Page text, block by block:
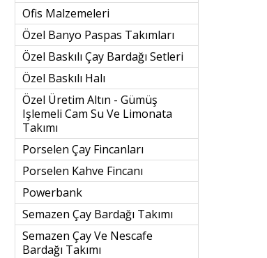
Ofis Malzemeleri
Özel Banyo Paspas Takımları
Özel Baskılı Çay Bardağı Setleri
Özel Baskılı Halı
Özel Üretim Altın - Gümüş
Işlemeli Cam Su Ve Limonata
Takımı
Porselen Çay Fincanları
Porselen Kahve Fincanı
Powerbank
Semazen Çay Bardağı Takımı
Semazen Çay Ve Nescafe
Bardağı Takımı